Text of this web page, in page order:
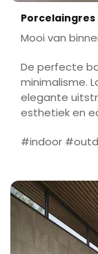
Porcelaingres |
Mooi van
De perfecte
minimalisme.
elegante
esthetiek en
#indoor